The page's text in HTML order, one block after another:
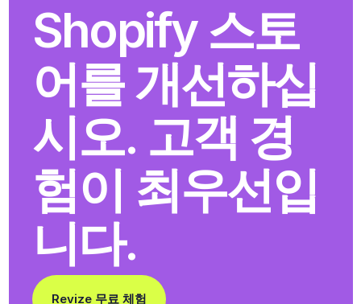
Shopify 스토
어를 개선하십
시오. 고객 경
험이 최우선입
니다.
Revize 무료 체험